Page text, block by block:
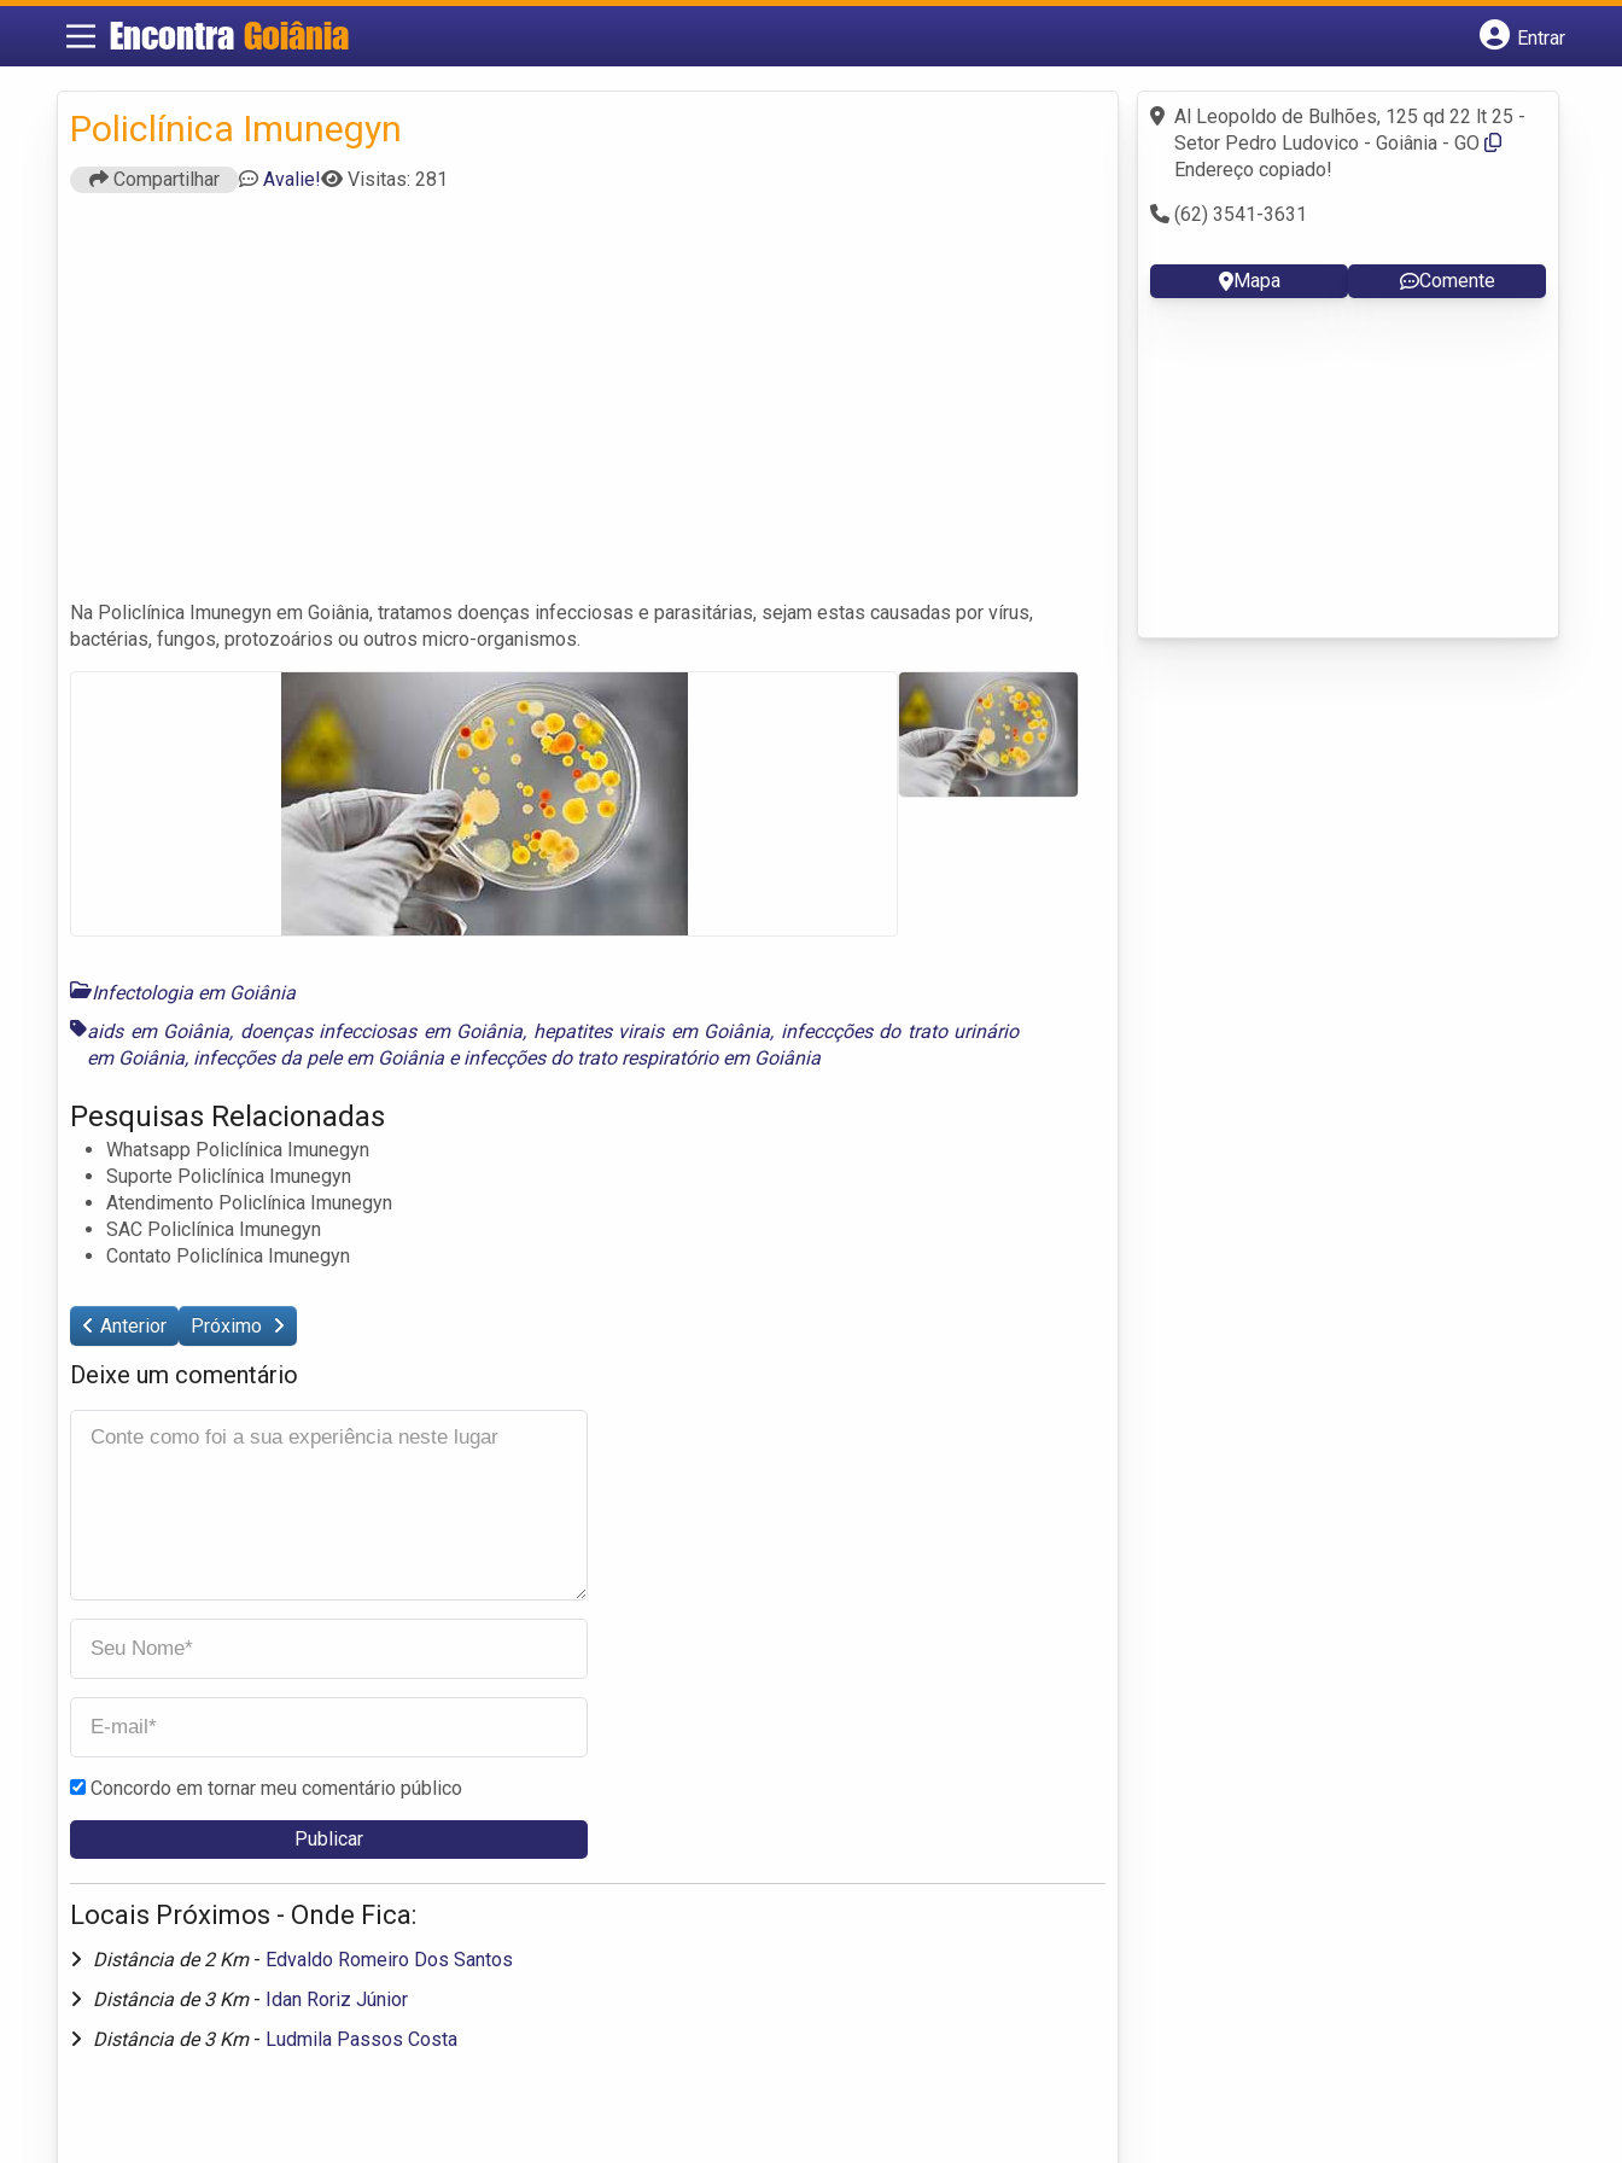
Encontra Goiânia
Entrar
Fazer login
Criar conta
Policlínica Imunegyn
Compartilhar Avalie! Visitas: 281
Na Policlínica Imunegyn em Goiânia, tratamos doenças infecciosas e parasitárias, sejam estas causadas por vírus,
bactérias, fungos, protozoários ou outros micro-organismos.
Infectologia em Goiânia
aids em Goiânia, doenças infecciosas em Goiânia, hepatites virais em Goiânia, infeccções do trato urinário
em Goiânia, infecções da pele em Goiânia einfecções do trato respiratório em Goiânia
Pesquisas Relacionadas
Whatsapp Policlínica Imunegyn
Suporte Policlínica Imunegyn
Atendimento Policlínica Imunegyn
SAC Policlínica Imunegyn
Contato Policlínica Imunegyn
Anterior Próximo
Deixe um comentário
Concordo em tornar meu comentário público
Locais Próximos - Onde Fica:
Distância de 2 Km - Edvaldo Romeiro Dos Santos
Distância de 3 Km - Idan Roriz Júnior
Distância de 3 Km - Ludmila Passos Costa
Al Leopoldo de Bulhões, 125 qd 22 lt 25 -
Setor Pedro Ludovico - Goiânia - GO
Endereço copiado!
(62) 3541-3631
Mapa Comente